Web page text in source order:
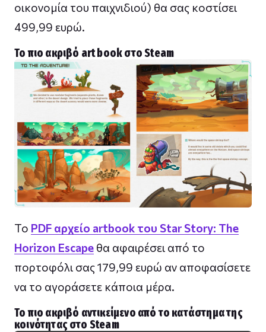
οικονομία του παιχνιδιού) θα σας κοστίσει
499,99 ευρώ.
Το πιο ακριβό art book στο Steam
To PDF αρχείο artbook του Star Story: The
Horizon Escape θα αφαιρέσει από το
πορτοφόλι σας 179,99 ευρώ αν αποφασίσετε
να το αγοράσετε κάποια μέρα.
Το πιο ακριβό αντικείμενο από το κατάστημα της
κοινότητας στο Steam